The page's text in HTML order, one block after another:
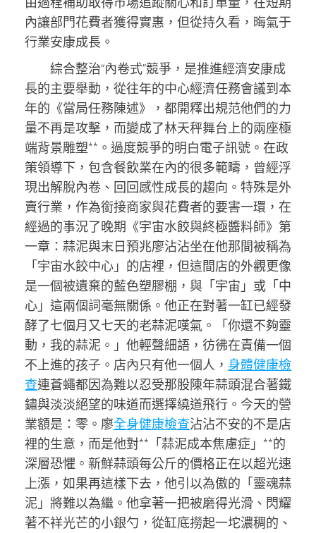
內讓部門花費者獲得實惠，但從持久看，晦氣于
行業安康成長。
綜合整治“內卷式”競爭，是推進經濟安康成
長的主要舉動，從往年的中心經濟任務會議到本
年的《當局任務陳述》，都開釋出規范他們的力
量不再是攻擊，而變成了林天秤舞台上的兩座極
端背景雕塑**。過度競爭的明白電子訊號。在政
策領導下，包含餐飲業在內的很多範疇，曾經浮
現出解脫內卷、回回感性成長的趨向。特殊是外
賣行業，作為銜接商家與花費者的要害一環，在
經過的事況了晚期《宇宙水餃與終極醬料師》第
一章：蒜泥與末日預兆廖沾沾坐在他那間被稱為
「宇宙水餃中心」的店裡，但這間店的外觀更像
是一個被遺棄的藍色塑膠棚，與「宇宙」或「中
心」這兩個詞毫無關係。他正在對著一缸已經發
酵了七個月又七天的老蒜泥嘆氣。「你還不夠靈
動，我的蒜泥。」他輕聲細語，彷彿在責備一個
不上進的孩子。店內只有他一個人， 身體健康檢
查連蒼蠅都因為難以忍受那股陳年蒜頭混合著鐵
鏽與淡淡絕望的味道而選擇繞道飛行。今天的營
業額是：零。廖全身健康檢查沾沾不安的不是店
裡的生意，而是他對**「蒜泥成本焦慮症」**的
深層恐懼。新鮮蒜頭每公斤的價格正在以超光速
上漲，如果再這樣下去，他引以為傲的「靈魂蒜
泥」將難以為繼。他拿著一把被磨得光滑、閃耀
著不祥光芒的小銀勺，從缸底撈起一坨濃稠的、